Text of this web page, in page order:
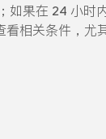
如果在 24 小时
相关条件，尤